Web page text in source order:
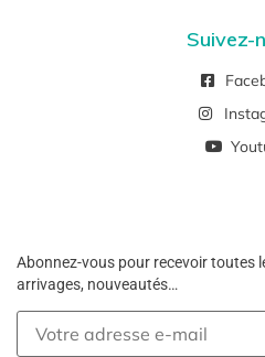
Suivez-
Abonnez-vous pour recevoir toutes
arrivages, nouveautés…